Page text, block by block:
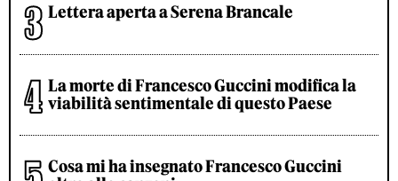
Lettera aperta a Serena Brancale
La morte di Francesco Guccini modifica la
viabilità sentimentale di questo Paese
Cosa mi ha insegnato Francesco Guccini